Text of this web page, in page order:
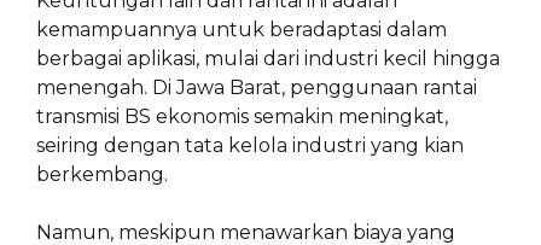
kemampuannya untuk beradaptasi dalam
berbagai aplikasi, mulai dari industri kecil hingga
menengah. Di Jawa Barat, penggunaan rantai
transmisi BS ekonomis semakin meningkat,
seiring dengan tata kelola industri yang kian
berkembang.
Namun, meskipun menawarkan biaya yang